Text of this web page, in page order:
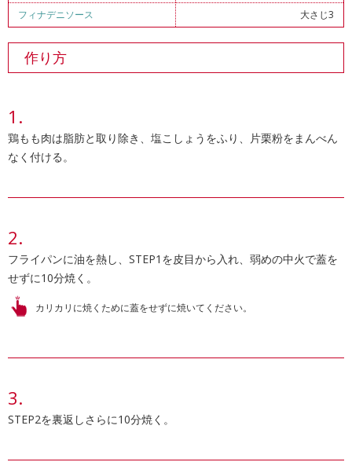
フィナデニソース
大さじ3
作り方
鶏もも肉は脂肪と取り除き、塩こしょうをふり、片栗粉をまんべん
なく付ける。
フライパンに油を熱し、STEP1を皮目から入れ、弱めの中火で蓋を
せずに10分焼く。
カリカリに焼くために蓋をせずに焼いてください。
STEP2を裏返しさらに10分焼く。